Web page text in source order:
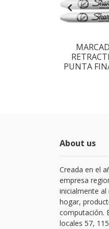
PUNTA
About us
Creada en el
empresa
inicialmente
hogar,
computación.
locales 57,